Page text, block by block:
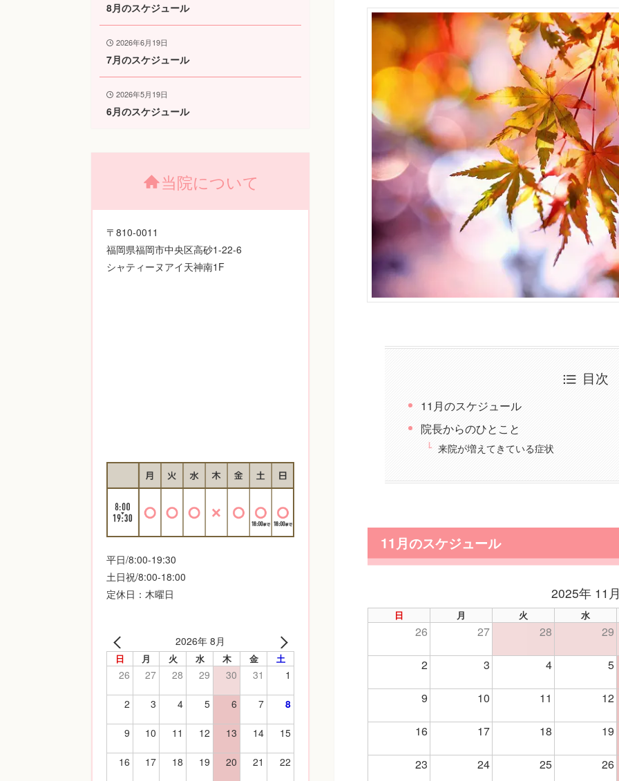
目次
11月のスケジュール
院長からのひとこと
来院が増えてきている症状
11月のスケジュール
2025年 11
日 月 火 水
26 27 28 29
2 3 4 5
9 10 11 12
16 17 18 19
23 24 25 26
8月のスケジュール
2026年6月19日
7月のスケジュール
2026年5月19日
6月のスケジュール
当院について
〒810-0011
福岡県福岡市中央区高砂1-22-6
シャティーヌアイ天神南1F
平日/8:00-19:30
土日祝/8:00-18:00
定休日：木曜日
2026年 8月
日 月 火 水 木 金 土
26 27 28 29 30 31 1
2 3 4 5 6 7 8
9 10 11 12 13 14 15
16 17 18 19 20 21 22